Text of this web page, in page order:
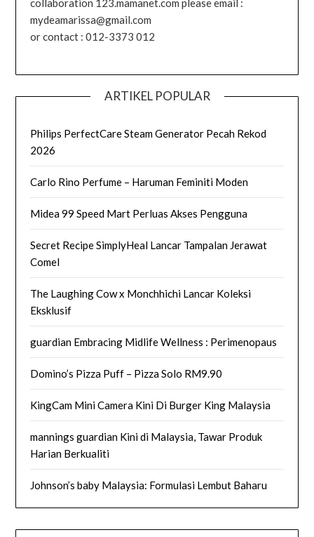
mydeamarissa@gmail.com
or contact : 012-3373 012
ARTIKEL POPULAR
Philips PerfectCare Steam Generator Pecah Rekod
2026
Carlo Rino Perfume – Haruman Feminiti Moden
Midea 99 Speed Mart Perluas Akses Pengguna
Secret Recipe SimplyHeal Lancar Tampalan Jerawat
Comel
The Laughing Cow x Monchhichi Lancar Koleksi
Eksklusif
guardian Embracing Midlife Wellness : Perimenopaus
Domino’s Pizza Puff – Pizza Solo RM9.90
KingCam Mini Camera Kini Di Burger King Malaysia
mannings guardian Kini di Malaysia, Tawar Produk
Harian Berkualiti
Johnson’s baby Malaysia: Formulasi Lembut Baharu